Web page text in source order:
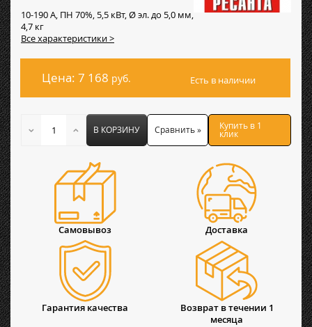
10-190 А, ПН 70%, 5,5 кВт, Ø эл. до 5,0 мм,
4,7 кг
Все характеристики >
Цена: 7 168 руб. Есть в наличии
В КОРЗИНУ Сравнить » Купить в 1
клик
Самовывоз Доставка
Гарантия качества
Возврат в течении 1
месяца